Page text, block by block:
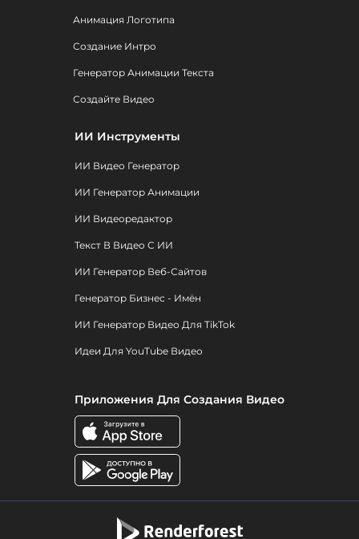
Анимация Логотипа
Создание Интро
Генератор Анимации Текста
Создайте Видео
ИИ Инструменты
ИИ Видео Генератор
ИИ Генератор Анимации
ИИ Видеоредактор
Текст В Видео С ИИ
ИИ Генератор Веб-Сайтов
Генератор Бизнес - Имён
ИИ Генератор Видео Для TikTok
Идеи Для YouTube Видео
Приложения Для Создания Видео